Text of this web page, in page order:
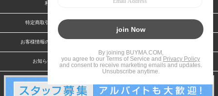
利用規約
特定商取引法に関する表記 特定商取引法に関する表記(出品者)
お客様情報の外部送信について
お知らせ(PCサイト) 会社案内